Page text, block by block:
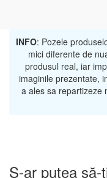
INFO: Pozele
mici diferente de
produsul real, iar
imaginile prezentate,
a ales sa repartizeze
S-ar putea